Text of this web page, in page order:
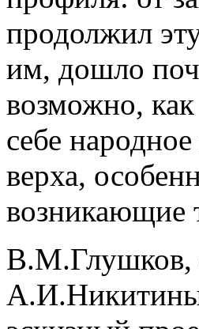
продолжил
им, дошло
возможно,
себе
верха,
возникающие
В.М.Глушков,